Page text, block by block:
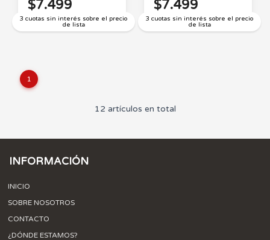
3 cuotas sin interés sobre el precio
de lista
$7.499
3 cuotas sin interés sobre el precio
de lista
$7.499
1
12 artículos en total
INFORMACIÓN
INICIO
SOBRE NOSOTROS
CONTACTO
¿DÓNDE ESTAMOS?